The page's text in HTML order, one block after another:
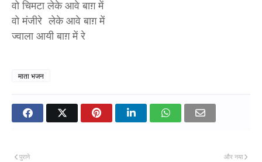
वो चिमटा लेके आवे बाग़ में
वो मंजीरे लेके आवे बाग़ में
ज्वाला आयी बाग़ में रे
माता भजन
और नया
पुराने